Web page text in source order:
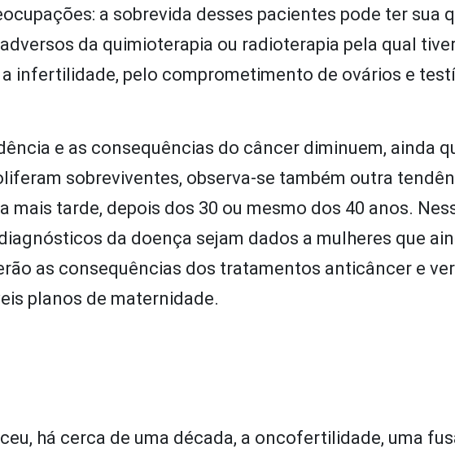
a sobrevida desses pacientes pode ter sua
da quimioterapia ou radioterapia pela qual
a infertilidade, pelo comprometimento de ovários e
e as consequências do câncer diminuem, ainda
sobreviventes, observa-se também outra
mais tarde, depois dos 30 ou mesmo dos 40 anos.
da doença sejam dados a mulheres que
as consequências dos tratamentos anticâncer e
planos de maternidade.
há cerca de uma década, a oncofertilidade, uma